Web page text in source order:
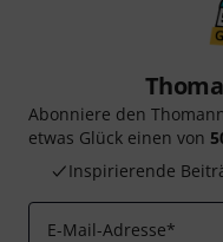
Abonniere den
etwas Glück einen von
Inspirierende
E-Mail-Adresse*